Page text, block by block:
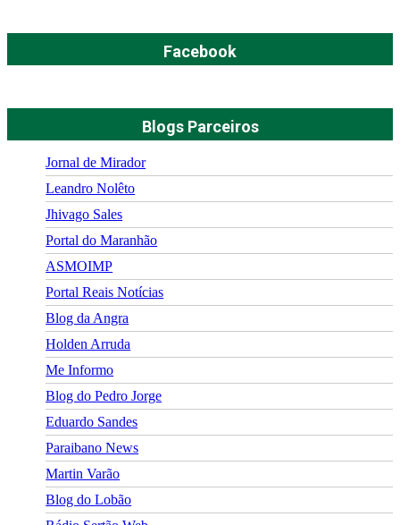
Facebook
Blogs Parceiros
Jornal de Mirador
Leandro Nolêto
Jhivago Sales
Portal do Maranhão
ASMOIMP
Portal Reais Notí­cias
Blog da Angra
Holden Arruda
Me Informo
Blog do Pedro Jorge
Eduardo Sandes
Paraibano News
Martin Varão
Blog do Lobão